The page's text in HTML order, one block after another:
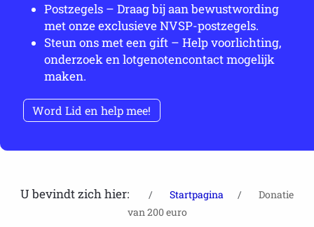
Postzegels – Draag bij aan bewustwording
met onze exclusieve NVSP-postzegels.
Steun ons met een gift – Help voorlichting,
onderzoek en lotgenotencontact mogelijk
maken.
Word Lid en help mee!
U bevindt zich hier: Startpagina
Donatie
van 200 euro